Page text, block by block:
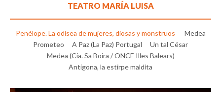
TEATRO MARÍA LUISA
Penélope. La odisea de mujeres, diosas y monstruos
Medea
Prometeo
A Paz (La Paz) Portugal
Un tal César
Medea (Cía. Sa Boira / ONCE Illes Balears)
Antígona, la estirpe maldita